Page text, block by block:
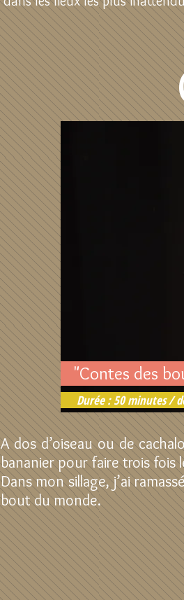
"Contes des
Durée : 50 minutes /
A dos d’oiseau ou de
bananier pour faire trois
Dans mon sillage, j’ai
bout du monde.